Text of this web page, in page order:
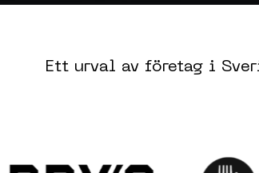
Ett urval av företag i